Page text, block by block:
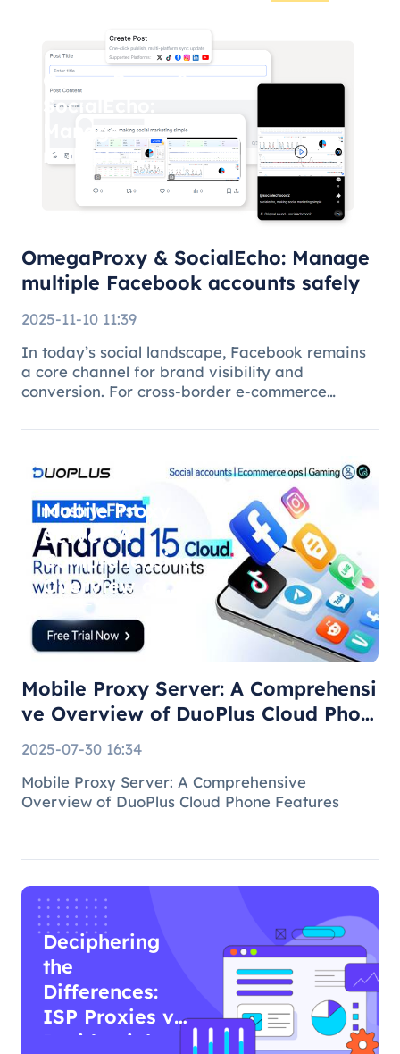
OmegaProxy &
SocialEcho:
Manage
multiple
Facebook
accounts
OmegaProxy & SocialEcho: Manage
multiple Facebook accounts safely
2025-11-10 11:39
In today’s social landscape, Facebook remains
a core channel for brand visibility and
conversion. For cross-border e-commerce
managing multiple brand pages or regional
Mobile Proxy
Server: A
Comprehensive
Overview of
DuoPlus Cloud
Phone F
Mobile Proxy Server: A Comprehensi
ve Overview of DuoPlus Cloud Phon
e F
2025-07-30 16:34
Mobile Proxy Server: A Comprehensive
Overview of DuoPlus Cloud Phone Features
Deciphering
the
Differences:
ISP Proxies vs
Residential